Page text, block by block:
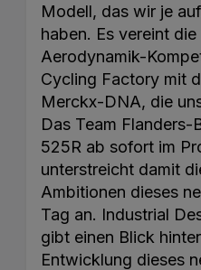
Modell, das wir je
haben. Es vereint
Aerodynamik-
Cycling Factory mit
Merckx-DNA, die
Das Team Flanders-
525R ab sofort im
unterstreicht damit
Ambitionen dieses
Tag an. Industrial
gibt einen Blick
Entwicklung dieses